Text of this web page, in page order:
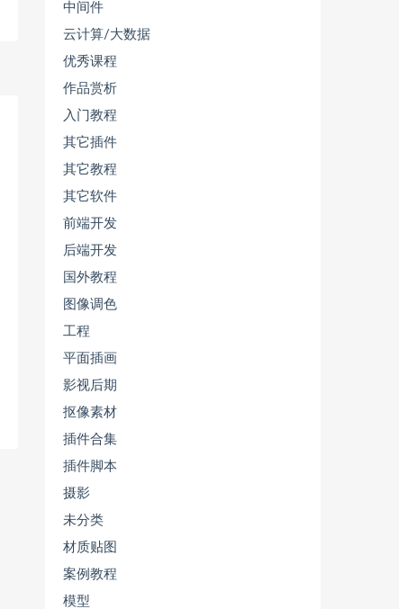
中间件
云计算/大数据
优秀课程
作品赏析
入门教程
其它插件
其它教程
其它软件
前端开发
后端开发
国外教程
图像调色
工程
平面插画
影视后期
抠像素材
插件合集
插件脚本
摄影
未分类
材质贴图
案例教程
模型